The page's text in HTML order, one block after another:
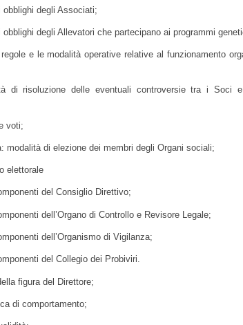
degli Associati;
degli Allevatori che partecipano ai programmi
e le modalità operative relative al funzionamento
di risoluzione delle eventuali controversie tra i Soci
voti;
modalità di elezione dei membri degli Organi sociali;
del Consiglio Direttivo;
dell’Organo di Controllo e Revisore Legale;
dell’Organismo di Vigilanza;
del Collegio dei Probiviri.
figura del Direttore;
di comportamento;